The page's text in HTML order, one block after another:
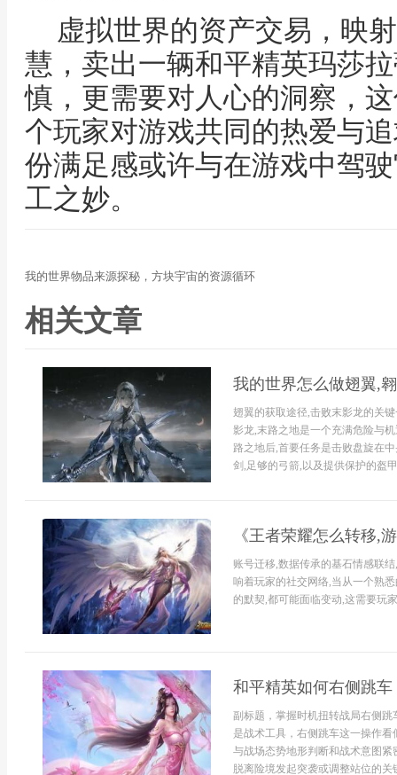
虚拟世界的资产交易，映
慧，卖出一辆和平精英玛莎
慎，更需要对人心的洞察，
个玩家对游戏共同的热爱与
份满足感或许与在游戏中驾
工之妙。
我的世界物品来源探秘，方块宇宙的资源循环
相关文章
我的世界怎么做翅翼,
翅翼的获取途径,击败末影龙的关
影龙,末路之地是一个充满危险与
路之地后,首要任务是击败盘旋在
剑,足够的弓箭,以及提供保护的盔
《王者荣耀怎么转移,
账号迁移,数据传承的基石情感联
响着玩家的社交网络,当从一个熟
的默契,都可能面临变动,这需要玩
和平精英如何右侧跳
副标题，掌握时机扭转战局右侧
是战术工具，右侧跳车这一操作
与战场态势地形判断和战术意图
脱离险境发起突袭或调整站位的